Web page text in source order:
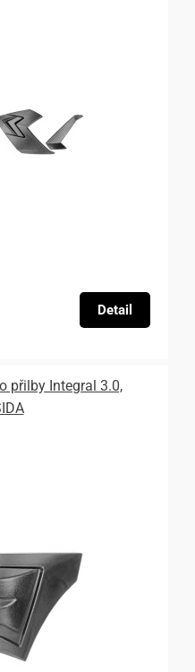
Detail
přilby Integral 3.0,